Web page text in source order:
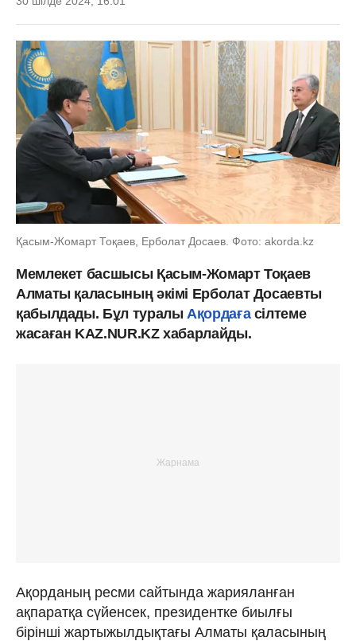
Қасым-Жомарт Тоқаев, Ерболат Досаев. Фото: akorda.kz
Мемлекет басшысы Қасым-Жомарт Тоқаев
Алматы қаласының әкімі Ерболат Досаевты
қабылдады. Бұл туралы Ақордаға сілтеме
жасаған KAZ.NUR.KZ хабарлайды.
Ақорданың ресми сайтында жарияланған
ақпаратқа сүйенсек, президентке биылғы
бірінші жартыжылдықтағы Алматы қаласының